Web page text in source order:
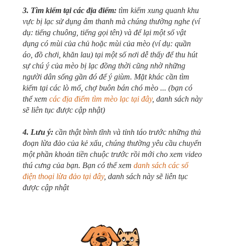
3. Tìm kiếm tại các địa điểm: tìm kiếm xung quanh khu
vực bị lạc sử dụng âm thanh mà chúng thường nghe (ví
dụ: tiếng chuông, tiếng gọi tên) và để lại một số vật
dụng có mùi của chủ hoặc mùi của mèo (ví dụ: quần
áo, đồ chơi, khăn lau) tại một số nơi dễ thấy để thu hút
sự chú ý của mèo bị lạc đồng thời cũng nhờ những
người dân sống gần đó để ý giùm. Mặt khác cần tìm
kiếm tại các lò mổ, chợ buôn bán chó mèo ... (bạn có
thể xem các địa điểm tìm mèo lạc tại đây, danh sách này
sẽ liên tục được cập nhật)
4. Lưu ý: cần thật bình tĩnh và tỉnh táo trước những thủ
đoạn lừa đảo của kẻ xấu, chúng thường yêu cầu chuyển
một phần khoản tiền chuộc trước rồi mới cho xem video
thú cưng của bạn. Bạn có thể xem danh sách các số
điện thoại lừa đảo tại đây, danh sách này sẽ liên tục
được cập nhật